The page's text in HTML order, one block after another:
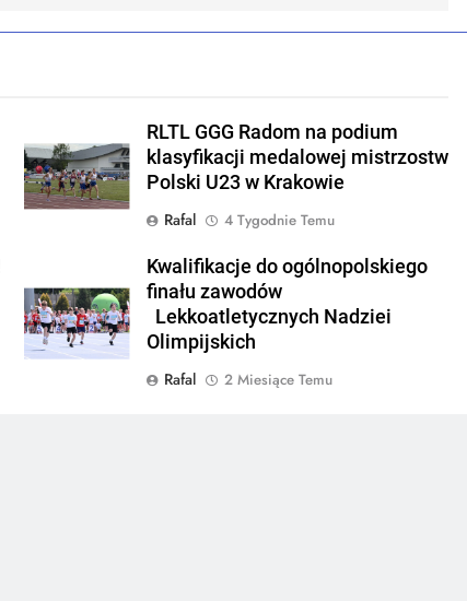
RLTL GGG Radom na podium
klasyfikacji medalowej mistrzostw
Polski U23 w Krakowie
Rafal
4 Tygodnie Temu
Kwalifikacje do ogólnopolskiego
finału zawodów
Lekkoatletycznych Nadziei
Olimpijskich
Rafal
2 Miesiące Temu